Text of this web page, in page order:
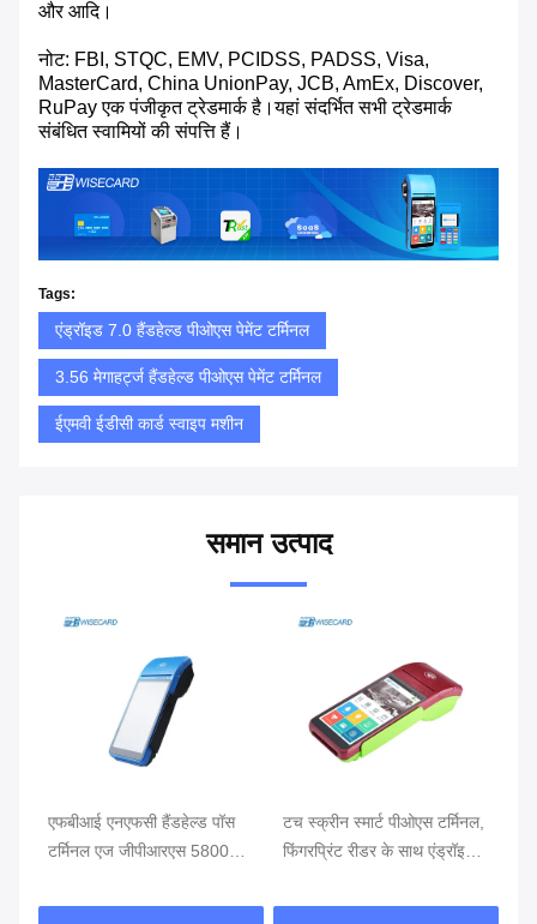
और आदि।
नोट: FBI, STQC, EMV, PCIDSS, PADSS, Visa,
MasterCard, China UnionPay, JCB, AmEx, Discover,
RuPay एक पंजीकृत ट्रेडमार्क है।यहां संदर्भित सभी ट्रेडमार्क
संबंधित स्वामियों की संपत्ति हैं।
Tags:
एंड्रॉइड 7.0 हैंडहेल्ड पीओएस पेमेंट टर्मिनल
3.56 मेगाहर्ट्ज हैंडहेल्ड पीओएस पेमेंट टर्मिनल
ईएमवी ईडीसी कार्ड स्वाइप मशीन
समान उत्पाद
एफबीआई एनएफसी हैंडहेल्ड पॉस
टर्मिनल एज जीपीआरएस 5800
सिस्टम्स
टच स्क्रीन स्मार्ट पीओएस टर्मिनल,
फिंगरप्रिंट रीडर के साथ एंड्रॉइड